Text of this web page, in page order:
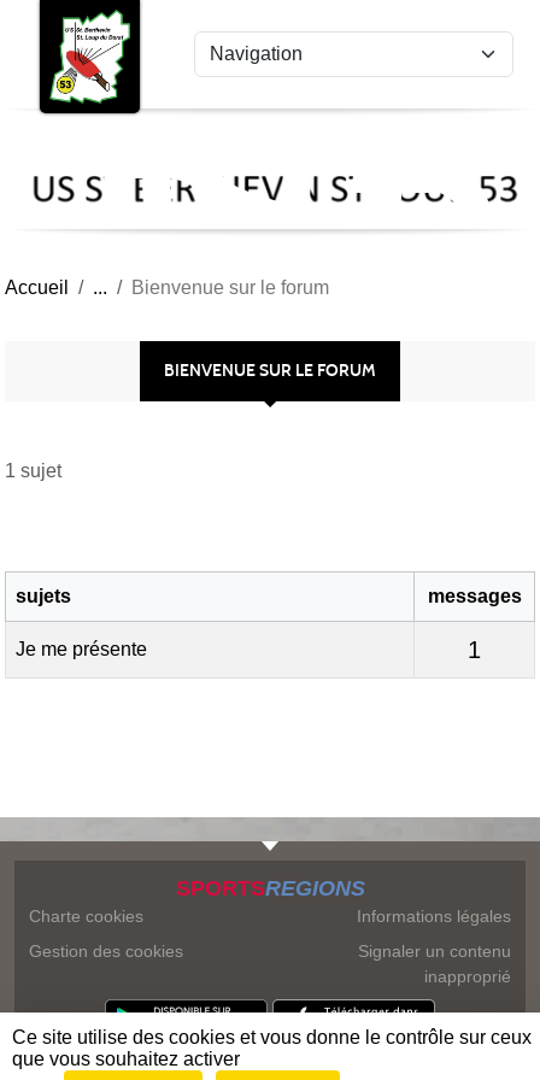
US
St
53
Accueil Bienvenue sur le forum
BIENVENUE SUR LE FORUM
1 sujet
sujets messages
Je me présente 1
SPORTSREGIONS
Charte cookies
Gestion des cookies
Informations légales
Signaler un contenu
inapproprié
Panneau de gestion des cookies
Ce site utilise des cookies et vous donne le contrôle sur ceux
que vous souhaitez activer